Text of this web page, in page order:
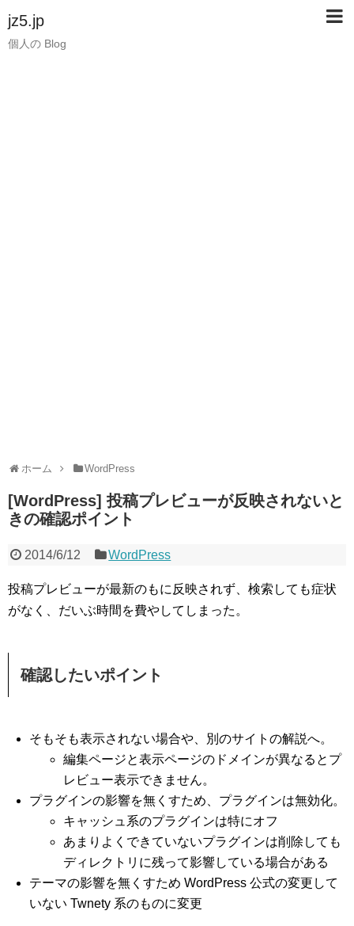
jz5.jp
個人の Blog
ホーム WordPress
[WordPress] 投稿プレビューが反映されないと
きの確認ポイント
2014/6/12 WordPress
投稿プレビューが最新のもに反映されず、検索しても症状
がなく、だいぶ時間を費やしてしまった。
確認したいポイント
そもそも表示されない場合や、別のサイトの解説へ。
編集ページと表示ページのドメインが異なるとプ
レビュー表示できません。
プラグインの影響を無くすため、プラグインは無効化。
キャッシュ系のプラグインは特にオフ
あまりよくできていないプラグインは削除しても
ディレクトリに残って影響している場合がある
テーマの影響を無くすため WordPress 公式の変更して
いない Twnety 系のものに変更